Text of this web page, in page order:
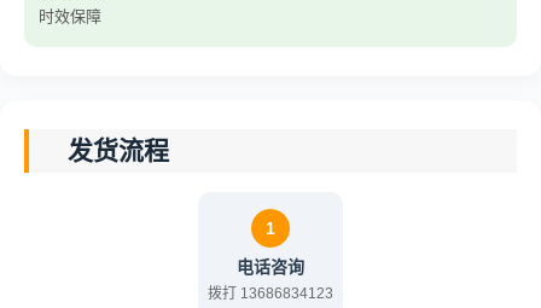
时效保障
发货流程
1
电话咨询
拨打 13686834123